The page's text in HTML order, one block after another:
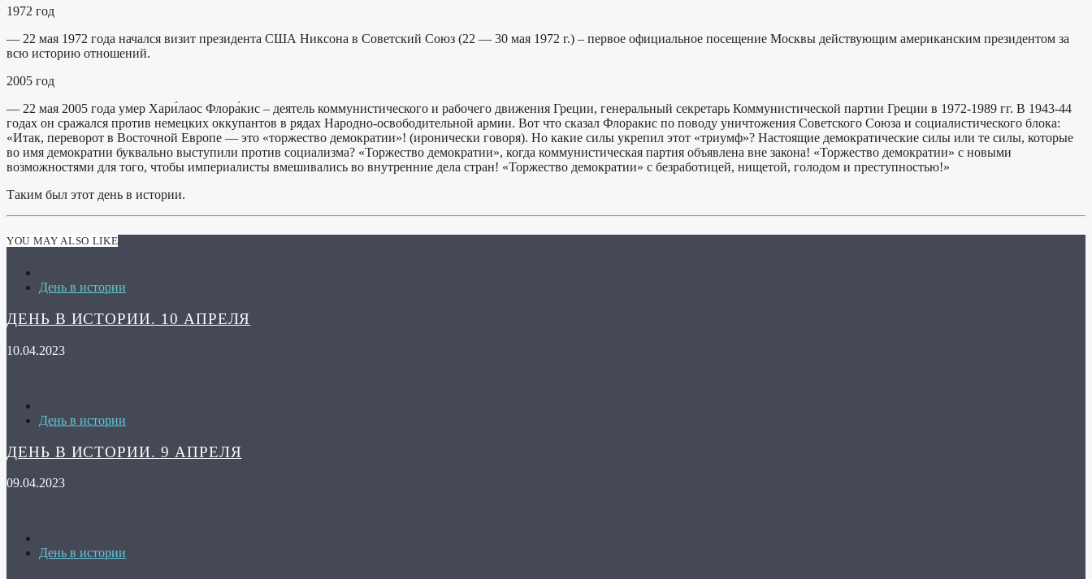
1972 год
— 22 мая 1972 года начался визит президента США Никсона в Советский Союз (22 — 30 мая 1972 г.) – первое официальное посещение Москвы действующим американским президентом за
всю историю отношений.
2005 год
— 22 мая 2005 года умер Хари́лаос Флора́кис – деятель коммунистического и рабочего движения Греции, генеральный секретарь Коммунистической партии Греции в 1972-1989 гг. В 1943-44
годах он сражался против немецких оккупантов в рядах Народно-освободительной армии. Вот что сказал Флоракис по поводу уничтожения Советского Союза и социалистического блока:
«Итак, переворот в Восточной Европе — это «торжество демократии»! (иронически говоря). Но какие силы укрепил этот «триумф»? Настоящие демократические силы или те силы, которые
во имя демократии буквально выступили против социализма? «Торжество демократии», когда коммунистическая партия объявлена вне закона! «Торжество демократии» с новыми
возможностями для того, чтобы империалисты вмешивались во внутренние дела стран! «Торжество демократии» с безработицей, нищетой, голодом и преступностью!»
Таким был этот день в истории.
YOU MAY ALSO LIKE
День в истории
ДЕНЬ В ИСТОРИИ. 10 АПРЕЛЯ
10.04.2023
День в истории
ДЕНЬ В ИСТОРИИ. 9 АПРЕЛЯ
09.04.2023
День в истории